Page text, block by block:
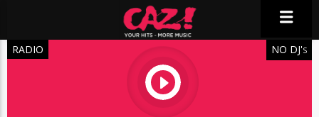
RADIO
play
NO DJ'S